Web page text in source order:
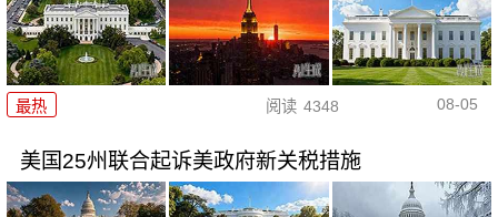
最热 阅读 4348 08-05
美国25州联合起诉美政府新关税措施